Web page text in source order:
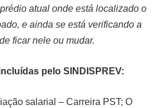
atual onde está localizado o
e ainda se está verificando a
ficar nele ou mudar.
ncluídas pelo S INDISPREV:
salarial – Carreira PST; O